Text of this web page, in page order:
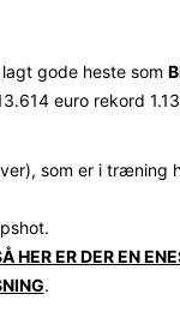
gode heste som
euro rekord
som er i
ER DER EN
.